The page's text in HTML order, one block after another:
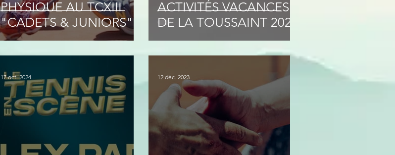
PHYSIQUE AU TCXIII
"CADETS & JUNIORS"
ACTIVITÉS VACANCES
DE LA TOUSSAINT 2025
17 oct. 2024 12 déc. 2023